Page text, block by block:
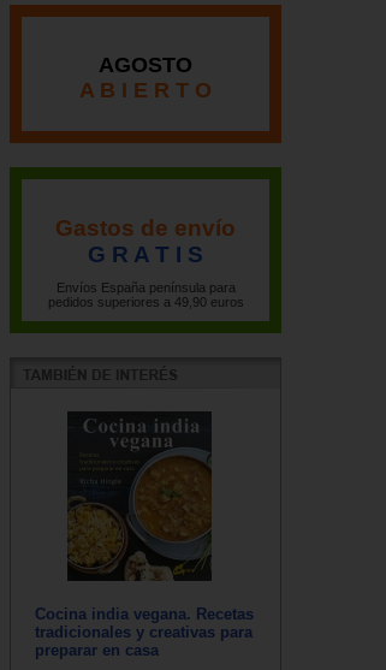
AGOSTO
A B I E R T O
Gastos de envío
G R A T I S
Envíos España península para
pedidos superiores a 49,90 euros
Cocina india vegana. Recetas
tradicionales y creativas para
preparar en casa